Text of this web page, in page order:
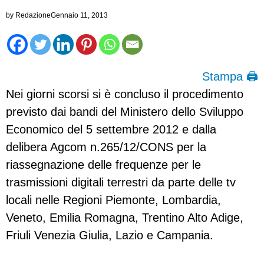
by RedazioneGennaio 11, 2013
Stampa 🖨
Nei giorni scorsi si è concluso il procedimento
previsto dai bandi del Ministero dello Sviluppo
Economico del 5 settembre 2012 e dalla
delibera Agcom n.265/12/CONS per la
riassegnazione delle frequenze per le
trasmissioni digitali terrestri da parte delle tv
locali nelle Regioni Piemonte, Lombardia,
Veneto, Emilia Romagna, Trentino Alto Adige,
Friuli Venezia Giulia, Lazio e Campania.